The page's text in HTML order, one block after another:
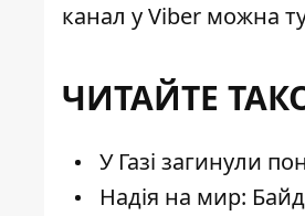
канал у Viber можна
ЧИТАЙТЕ
У Газі загинули
Надія на мир: